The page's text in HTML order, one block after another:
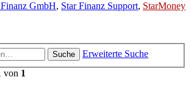
GmbH, Star Finanz Support, StarMoney
Suche
Erweiterte Suche
von 1